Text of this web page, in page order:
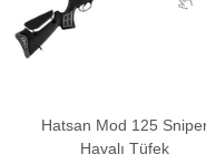
Hatsan Mod 125
Havalı Tüfek